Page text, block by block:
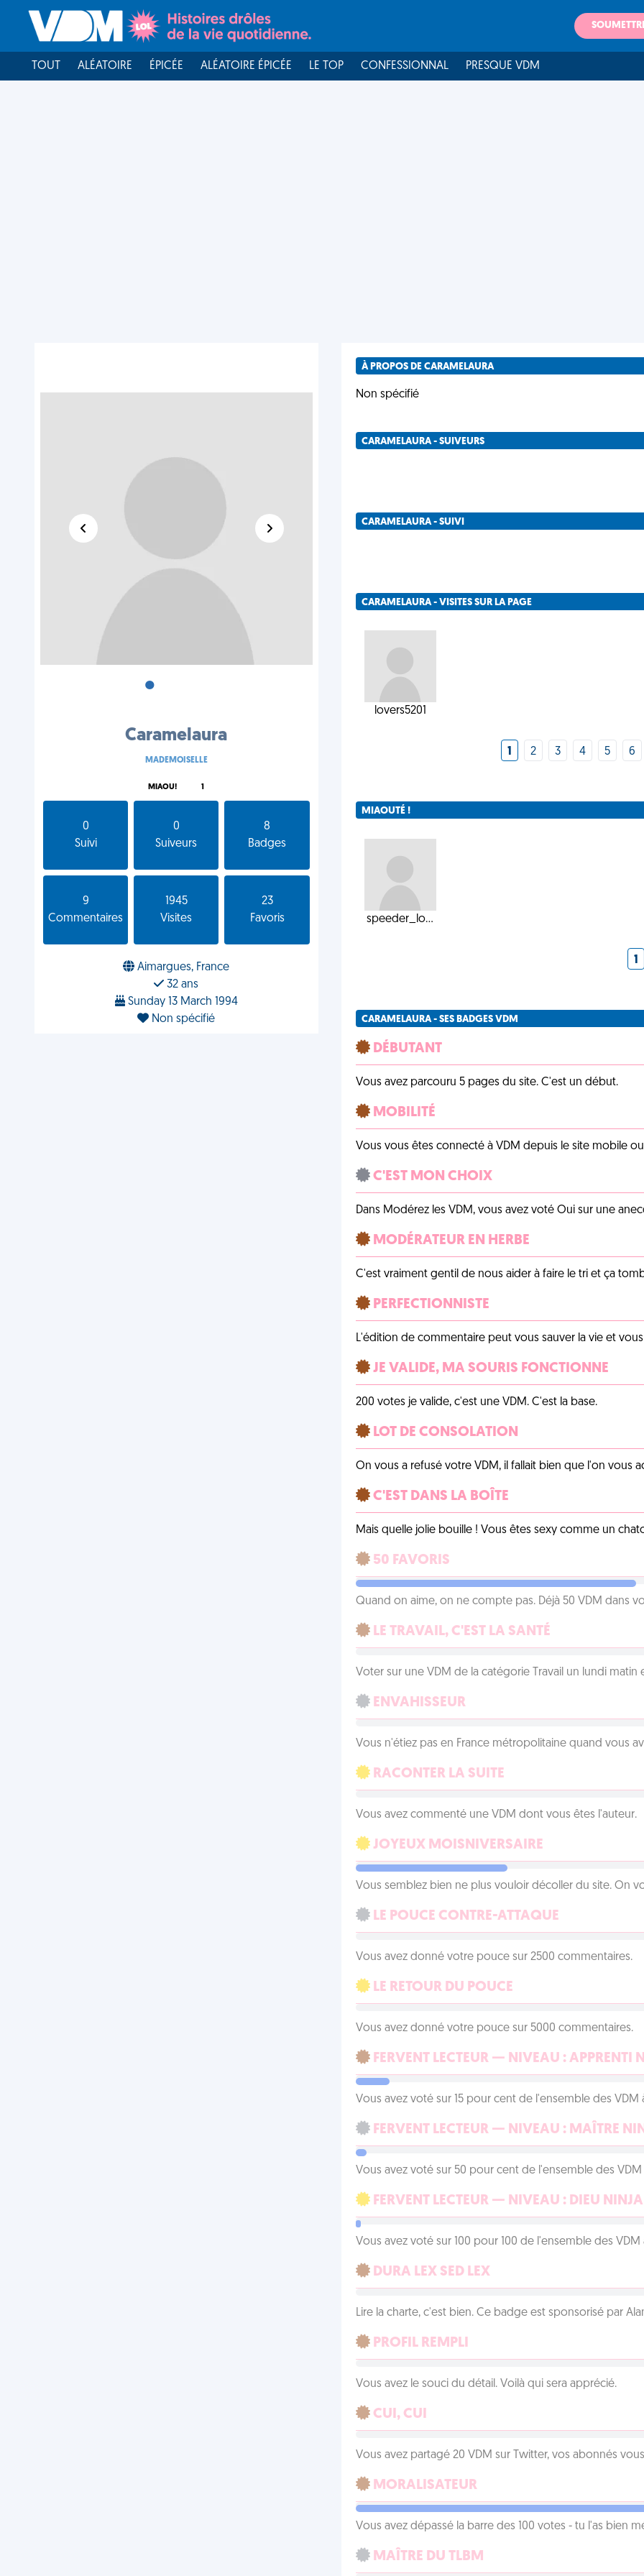
TOUT ALÉATOIRE ÉPICÉE ALÉATOIRE ÉPICÉE LE TOP CONFESSIONNAL PRESQUE VDM
•
Caramelaura
MADEMOISELLE
MIAOU! 1
0
Suivi
0
Suiveurs
8
Badges
9
Commentaires
1945
Visites
23
Favoris
Aimargues, France
32 ans
Sunday 13 March 1994
Non spécifié
À PROPOS DE CARAMELAURA
Non spécifié
CARAMELAURA - SUIVEURS
CARAMELAURA - SUIVI
CARAMELAURA - VISITES SUR LA PAGE
lovers5201
1 2 3 4 5 6
MIAOUTÉ !
speeder_lo...
1
CARAMELAURA - SES BADGES VDM
DÉBUTANT
Vous avez parcouru 5 pages du site. C'est un début.
MOBILITÉ
Vous vous êtes connecté à VDM depuis le site mobile
C'EST MON CHOIX
Dans Modérez les VDM, vous avez voté Oui sur une
MODÉRATEUR EN HERBE
C'est vraiment gentil de nous aider à faire le tri et ça
PERFECTIONNISTE
L'édition de commentaire peut vous sauver la vie et
JE VALIDE, MA SOURIS FONCTIONNE
200 votes je valide, c'est une VDM. C'est la base.
LOT DE CONSOLATION
On vous a refusé votre VDM, il fallait bien que l'on vous
C'EST DANS LA BOÎTE
Mais quelle jolie bouille ! Vous êtes sexy comme un
50 FAVORIS
Quand on aime, on ne compte pas. Déjà 50 VDM dans
LE TRAVAIL, C'EST LA SANTÉ
Voter sur une VDM de la catégorie Travail un lundi matin
ENVAHISSEUR
Vous n'étiez pas en France métropolitaine quand vous
RACONTER LA SUITE
Vous avez commenté une VDM dont vous êtes l'auteur.
JOYEUX MOISNIVERSAIRE
Vous semblez bien ne plus vouloir décoller du site. On
LE POUCE CONTRE-ATTAQUE
Vous avez donné votre pouce sur 2500 commentaires.
LE RETOUR DU POUCE
Vous avez donné votre pouce sur 5000 commentaires.
FERVENT LECTEUR — NIVEAU : APPRENTI
Vous avez voté sur 15 pour cent de l'ensemble des VDM
FERVENT LECTEUR — NIVEAU : MAÎTRE
Vous avez voté sur 50 pour cent de l'ensemble des VDM
FERVENT LECTEUR — NIVEAU : DIEU NINJA
Vous avez voté sur 100 pour 100 de l'ensemble des VDM
DURA LEX SED LEX
Lire la charte, c'est bien. Ce badge est sponsorisé par
PROFIL REMPLI
Vous avez le souci du détail. Voilà qui sera apprécié.
CUI, CUI
Vous avez partagé 20 VDM sur Twitter, vos abonnés
MORALISATEUR
Vous avez dépassé la barre des 100 votes - tu l'as bien
MAÎTRE DU TLBM